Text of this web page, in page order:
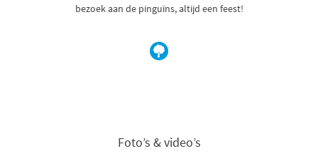
bezoek aan de pinguïns, altijd een feest!
Foto’s & video’s